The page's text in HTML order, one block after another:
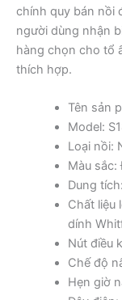
chính quy bán nồi
người dùng nhận
hàng chọn cho tổ
thích hợp.
Tên sản
Model:
Loại nồi:
Màu sắc:
Dung
Chất liệu
dính
Nút điều
Chế độ
Hẹn giờ